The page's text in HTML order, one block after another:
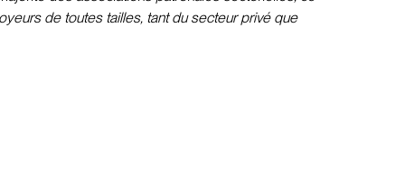
de toutes tailles, tant du secteur privé que